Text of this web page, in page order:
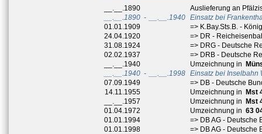
__.__.1890
Auslieferung an
__.__.1890 - __.__.1940 Einsatz bei
01.01.1909
=> K.Bay.Sts.B. -
24.04.1920
=> DR -
31.08.1924
=> DRG - Deutsche
02.02.1937
=> DRB - Deutsche
__.__.1940
Umzeichnung in
__.__.1940 - __.__.1998 Einsatz bei Inselbahn
07.09.1949
=> DB - Deutsche
14.11.1955
Umzeichnung in
Mst
__.__.1957
Umzeichnung in
Mst
01.04.1972
Umzeichnung in 63
01.01.1994
=> DB AG - Deutsche
01.01.1998
=> DB AG - Deutsche